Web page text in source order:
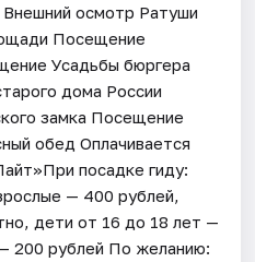
Внешний осмотр Ратуши
Посещение
Усадьбы бюргера
дома России
замка Посещение
обед Оплачивается
посадке гиду:
— 400 рублей,
дети от 16 до 18 лет —
200 рублей По желанию: